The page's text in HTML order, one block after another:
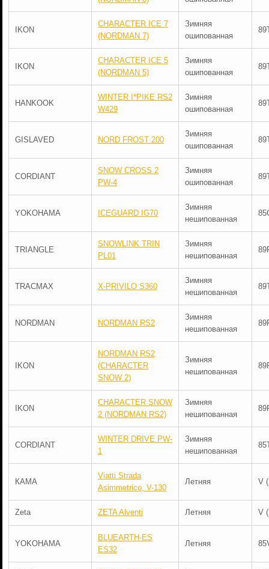
IKON
CHARACTER ICE 7
(NORDMAN 7)
Зимняя
ошипованная
IKON
CHARACTER ICE 5
(NORDMAN 5)
Зимняя
ошипованная
HANKOOK
WINTER I*PIKE RS2
W429
Зимняя
ошипованная
GISLAVED NORD FROST 200
Зимняя
ошипованная
CORDIANT
SNOW CROSS 2
PW-4
Зимняя
ошипованная
YOKOHAMA ICEGUARD IG70
Зимняя
нешипованная
TRIANGLE
SNOWLINK TRIN
PL01
Зимняя
нешипованная
TRACMAX X-PRIVILO S360
Зимняя
нешипованная
NORDMAN NORDMAN RS2
Зимняя
нешипованная
IKON
NORDMAN RS2
(CHARACTER
SNOW 2)
Зимняя
нешипованная
IKON
CHARACTER SNOW
2 (NORDMAN RS2)
Зимняя
нешипованная
CORDIANT
WINTER DRIVE PW-
1
Зимняя
нешипованная
КАМА
Viatti Strada
Asimmetrico, V-130
Летняя V
Zeta ZETA Alventi Летняя V
YOKOHAMA
BLUEARTH-ES
ES32
Летняя